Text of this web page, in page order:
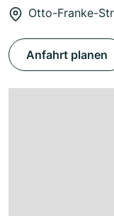
Otto-Franke-
Anfahrt planen